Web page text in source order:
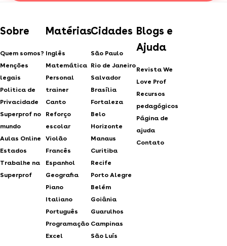
Sobre
Quem somos?
Menções
legais
Politica de
Privacidade
Superprof no
mundo
Aulas Online
Estados
Trabalhe na
Superprof
Matérias
Inglês
Matemática
Personal
trainer
Canto
Reforço
escolar
Violão
Francês
Espanhol
Geografia
Piano
Italiano
Português
Programação
Excel
Cidades
São Paulo
Rio de Janeiro
Salvador
Brasília
Fortaleza
Belo
Horizonte
Manaus
Curitiba
Recife
Porto Alegre
Belém
Goiânia
Guarulhos
Campinas
São Luís
Blogs e
Ajuda
Revista We
Love Prof
Recursos
pedagógicos
Página de
ajuda
Contato